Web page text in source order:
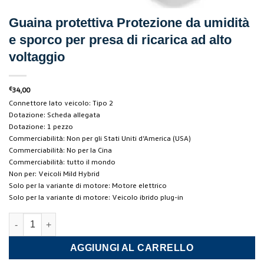
Guaina protettiva Protezione da umidità
e sporco per presa di ricarica ad alto
voltaggio
€34,00
Connettore lato veicolo: Tipo 2
Dotazione: Scheda allegata
Dotazione: 1 pezzo
Commerciabilità: Non per gli Stati Uniti d’America (USA)
Commerciabilità: No per la Cina
Commerciabilità: tutto il mondo
Non per: Veicoli Mild Hybrid
Solo per la variante di motore: Motore elettrico
Solo per la variante di motore: Veicolo ibrido plug-in
Guaina protettiva Protezione da umidità e sporco per presa
AGGIUNGI AL CARRELLO